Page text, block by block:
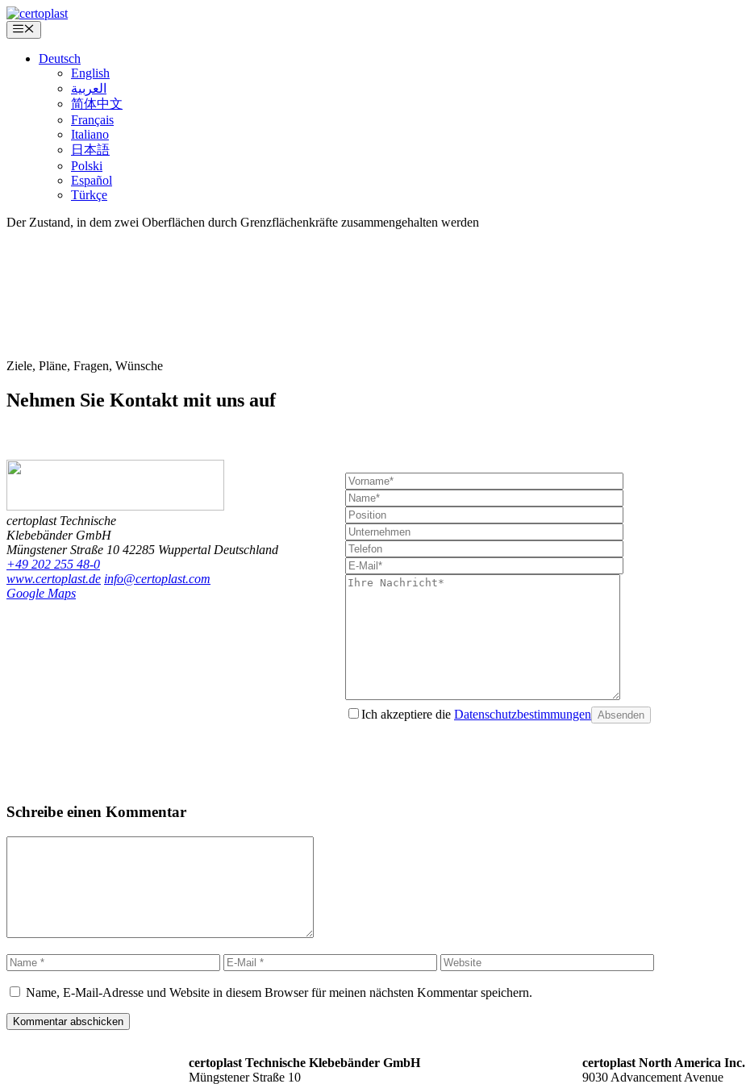
Zum
Inhalt
springen
Menü
Deutsch
English
العربية
简体中文
Français
Italiano
日本語
Polski
Español
Türkçe
Der Zustand, in dem zwei Oberflächen durch Grenzflächenkräfte zusammengehalten werden
Ziele, Pläne, Fragen, Wünsche
Nehmen Sie Kontakt mit uns auf
certoplast Technische
Klebebänder GmbH
Müngstener Straße 10 42285 Wuppertal Deutschland
+49 202 255 48-0
www.certoplast.de info@certoplast.com
Google Maps
Ich akzeptiere die Datenschutzbestimmungen Absenden
Schreibe einen Kommentar
Name
E-
Mail
Website
Name, E-Mail-Adresse und Website in diesem Browser für meinen nächsten Kommentar speichern.
certoplast Technische Klebebänder GmbH
Müngstener Straße 10
certoplast North America Inc.
9030 Advancement Avenue